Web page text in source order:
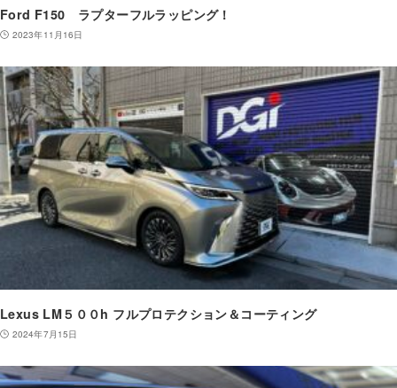
Ford F150 ラプターフルラッピング！
2023年11月16日
Lexus LM５００h フルプロテクション＆コーティング
2024年7月15日